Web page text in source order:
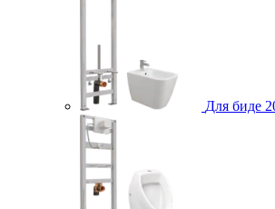
Для биде